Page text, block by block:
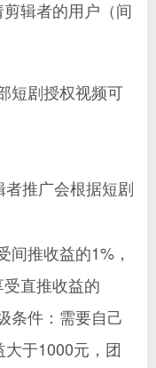
辑者的用户（间
者推广会根据短剧
间推收益的1%，
直推收益的
条件：需要自己
于1000元，团